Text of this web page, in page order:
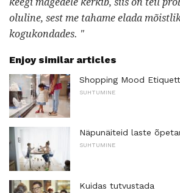
oluline, sest me tahame elada
kogukondades. "
Enjoy similar articles
Shopping Mood
SUHTUMINE
Näpunäiteid laste
SUHTUMINE
Kuidas tutvustada